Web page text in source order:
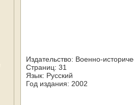
Издательство: Военно-
Страниц: 31
Язык: Русский
Год издания: 2002